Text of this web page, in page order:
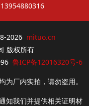
13954880316
2026 mituo.cn
版权所有
鲁ICP备12016320号-6
为厂内实拍，请勿盗用。
知我们并提供相关证明材